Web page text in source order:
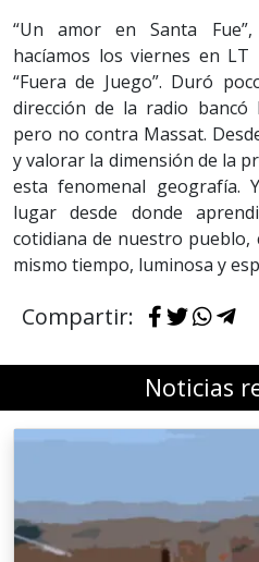
“Un amor en Santa
hacíamos los viernes en
“Fuera de Juego”. Duró
dirección de la radio bancó
pero no contra Massat.
y valorar la dimensión de la
esta fenomenal geografía.
lugar desde donde
cotidiana de nuestro pueblo,
mismo tiempo, luminosa y
Compartir:
Noticias